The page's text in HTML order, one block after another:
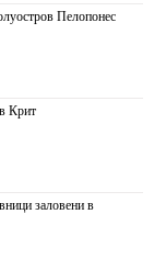
Пелопонес
Крит
заловени в